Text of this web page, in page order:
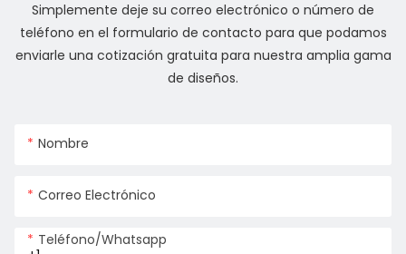
Simplemente deje su correo electrónico o número de
teléfono en el formulario de contacto para que podamos
enviarle una cotización gratuita para nuestra amplia gama
de diseños.
Nombre
Correo Electrónico
Teléfono/whatsapp